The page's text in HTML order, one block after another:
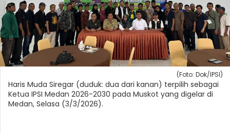
(Foto: Dok/IPSI)
Haris Muda Siregar (duduk: dua dari kanan) terpilih sebagai
Ketua IPSI Medan 2026-2030 pada Muskot yang digelar di
Medan, Selasa (3/3/2026).